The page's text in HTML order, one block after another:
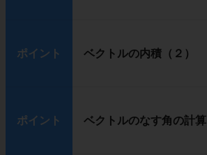
ポイント ベクトルの内積（２）
ポイント ベクトルのなす角の計算